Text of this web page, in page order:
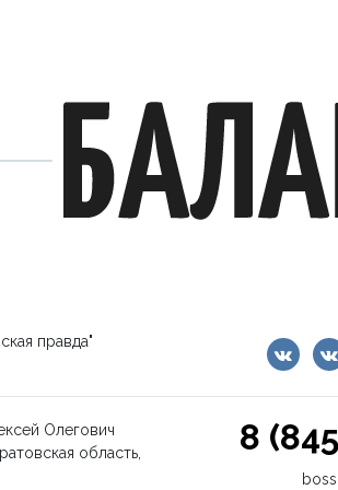
правда"
Олегович
область,
8